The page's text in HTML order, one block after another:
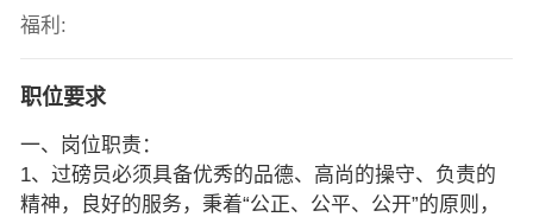
福利:
职位要求
一、岗位职责：
1、过磅员必须具备优秀的品德、高尚的操守、负责的
精神，良好的服务，秉着“公正、公平、公开”的原则，